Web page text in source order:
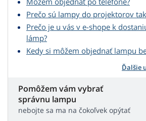
Prečo sú lampy do projektorov
Prečo je u vás v e-shope k
lámp?
Kedy si môžem objednať lampu
Ďalšie
Pomôžem vám vybrať
správnu lampu
nebojte sa ma na čokoľvek opýtať